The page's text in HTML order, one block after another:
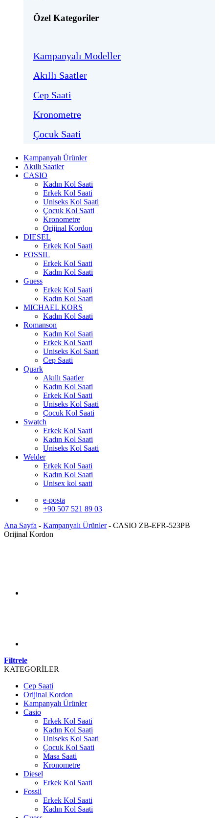
Özel Kategoriler
Kampanyalı Modeller
Akıllı Saatler
Cep Saati
Kronometre
Çocuk Saati
Kampanyalı Ürünler
Akıllı Saatler
CASIO
Kadın Kol Saati
Erkek Kol Saati
Uniseks Kol Saati
Çocuk Kol Saati
Kronometre
Orijinal Kordon
DIESEL
Erkek Kol Saati
FOSSIL
Erkek Kol Saati
Kadın Kol Saati
Guess
Erkek Kol Saati
Kadın Kol Saati
MICHAEL KORS
Kadın Kol Saati
Romanson
Kadın Kol Saati
Erkek Kol Saati
Uniseks Kol Saati
Cep Saati
Quark
Akıllı Saatler
Kadın Kol Saati
Erkek Kol Saati
Uniseks Kol Saati
Çocuk Kol Saati
Swatch
Erkek Kol Saati
Kadın Kol Saati
Uniseks Kol Saati
Welder
Erkek Kol Saati
Kadın Kol Saati
Unisex kol saati
e-posta
+90 507 521 89 03
Ana Sayfa - Kampanyalı Ürünler- CASIO ZB-EFR-523PB
Orijinal Kordon
Filtrele
KATEGORİLER
Cep Saati
Orijinal Kordon
Kampanyalı Ürünler
Casio
Erkek Kol Saati
Kadın Kol Saati
Uniseks Kol Saati
Çocuk Kol Saati
Masa Saati
Kronometre
Diesel
Erkek Kol Saati
Fossil
Erkek Kol Saati
Kadın Kol Saati